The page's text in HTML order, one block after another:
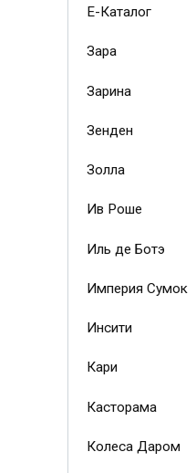
Е-Каталог
Зара
Зарина
Зенден
Золла
Ив Роше
Иль де Ботэ
Империя Сумок
Инсити
Кари
Касторама
Колеса Даром